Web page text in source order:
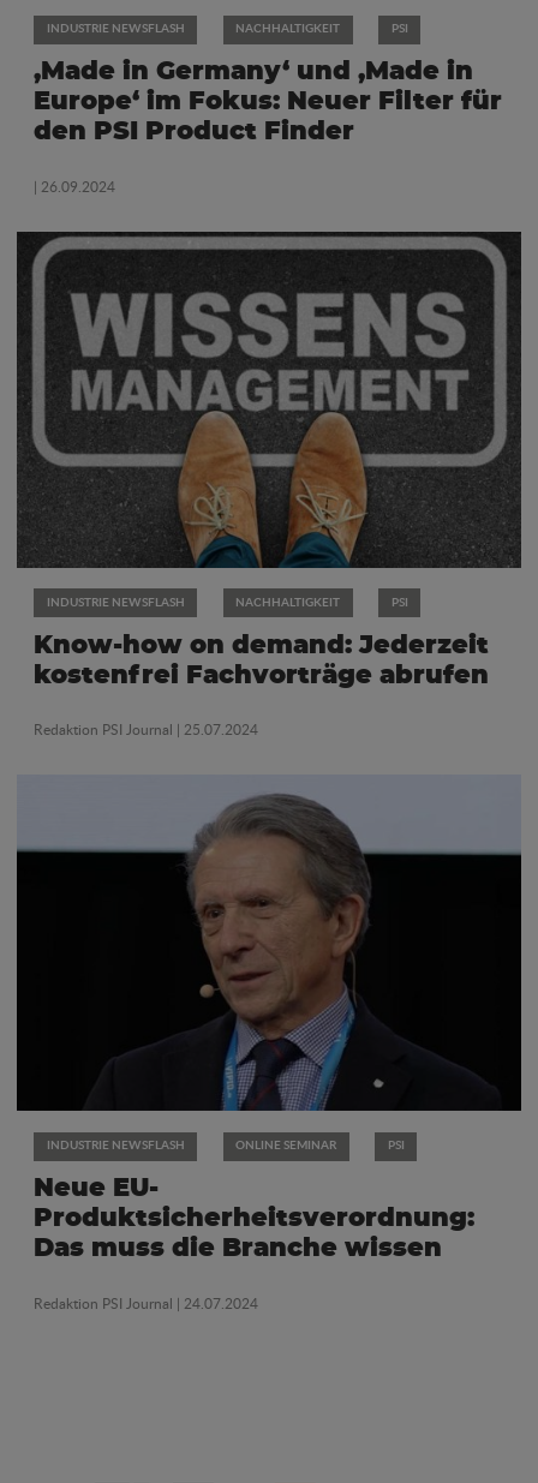
INDUSTRIE NEWSFLASH NACHHALTIGKEIT PSI
‚Made in Germany‘ und ‚Made in
Europe‘ im Fokus: Neuer Filter für
den PSI Product Finder
| 26.09.2024
INDUSTRIE NEWSFLASH NACHHALTIGKEIT PSI
Know-how on demand: Jederzeit
kostenfrei Fachvorträge abrufen
Redaktion PSI Journal | 25.07.2024
INDUSTRIE NEWSFLASH ONLINE SEMINAR PSI
Neue EU-
Produktsicherheitsverordnung:
Das muss die Branche wissen
Redaktion PSI Journal | 24.07.2024